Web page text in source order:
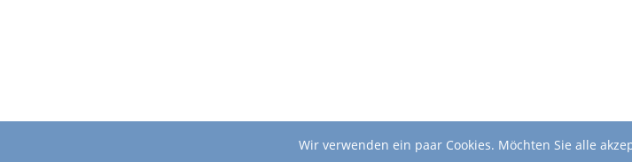
Wir verwenden ein paar Cookies. Möchten Sie alle